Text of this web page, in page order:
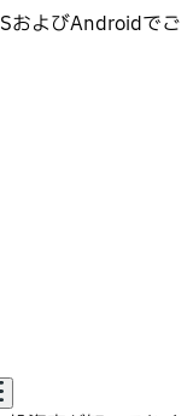
およびAndroidでご